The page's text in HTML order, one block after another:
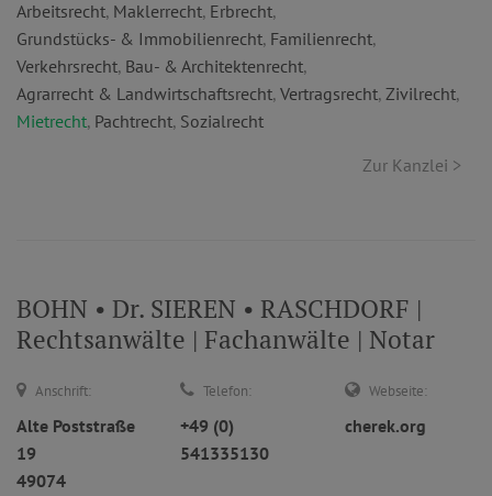
Arbeitsrecht, Maklerrecht, Erbrecht,
Grundstücks- & Immobilienrecht, Familienrecht,
Verkehrsrecht, Bau- & Architektenrecht,
Agrarrecht & Landwirtschaftsrecht, Vertragsrecht, Zivilrecht,
Mietrecht, Pachtrecht, Sozialrecht
Zur Kanzlei >
BOHN • Dr. SIEREN • RASCHDORF |
Rechtsanwälte | Fachanwälte | Notar
Anschrift:
Alte Poststraße
19
49074
Telefon:
+49 (0)
541335130
Webseite:
cherek.org